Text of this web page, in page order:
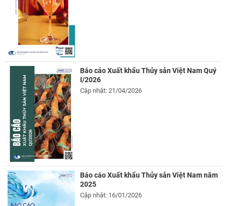
Báo cáo Xuất khẩu Thủy sản Việt Nam Quý
I/2026
Cập nhật: 21/04/2026
Báo cáo Xuất khẩu Thủy sản Việt Nam năm
2025
Cập nhật: 16/01/2026